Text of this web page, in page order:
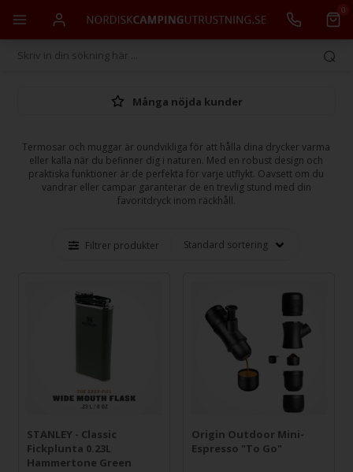
0
Många nöjda kunder
Termosar och muggar är oundvikliga för att hålla dina drycker varma
eller kalla när du befinner dig i naturen. Med en robust design och
praktiska funktioner är de perfekta för varje utflykt. Oavsett om du
vandrar eller campar garanterar de en trevlig stund med din
favoritdryck inom räckhåll.
Filtrer produkter
STANLEY - Classic
Fickplunta 0.23L
Hammertone Green
Origin Outdoor Mini-
Espresso "To Go"